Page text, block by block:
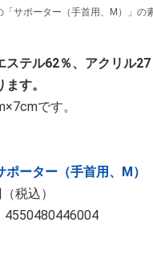
「サポーター（手首用、M）」の
ステル62％、アクリル27
す。
です。
ーター（手首用、M）
税込）
4550480446004